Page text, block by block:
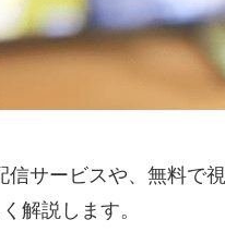
サービスや、無料で
解説します。